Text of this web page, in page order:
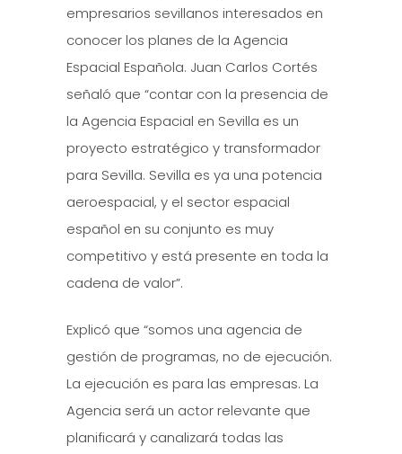
empresarios sevillanos interesados en
conocer los planes de la Agencia
Espacial Española. Juan Carlos Cortés
señaló que “contar con la presencia de
la Agencia Espacial en Sevilla es un
proyecto estratégico y transformador
para Sevilla. Sevilla es ya una potencia
aeroespacial, y el sector espacial
español en su conjunto es muy
competitivo y está presente en toda la
cadena de valor”.
Explicó que “somos una agencia de
gestión de programas, no de ejecución.
La ejecución es para las empresas. La
Agencia será un actor relevante que
planificará y canalizará todas las